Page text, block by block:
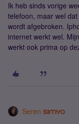
Ik heb sinds vorige
telefoon, maar wel
wordt afgebroken.
internet werkt wel.
werkt ook prima op
Seren